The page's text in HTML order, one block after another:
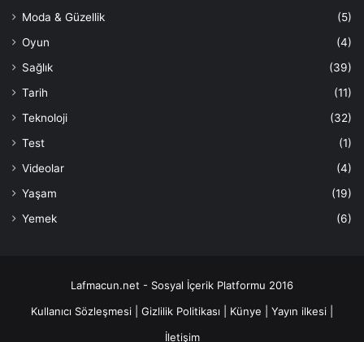
Moda & Güzellik
(5)
Oyun
(4)
Sağlık
(39)
Tarih
(11)
Teknoloji
(32)
Test
(1)
Videolar
(4)
Yaşam
(19)
Yemek
(6)
Lafmacun.net - Sosyal İçerik Platformu 2016
Kullanıcı Sözleşmesi
Gizlilik Politikası Künye Yayın ilkesi
İletişim